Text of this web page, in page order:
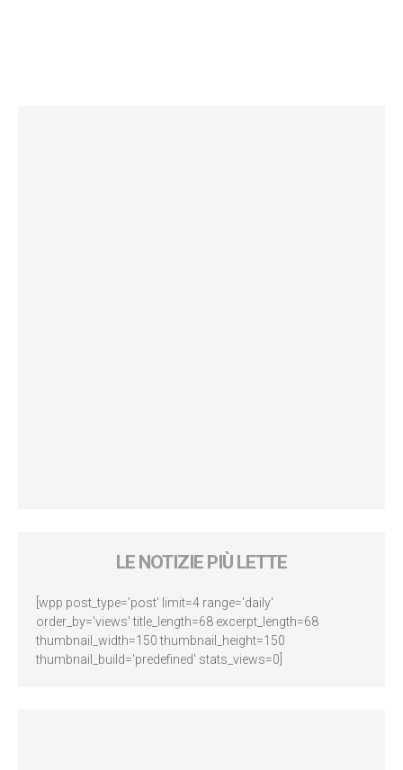
LE NOTIZIE PIÙ LETTE
[wpp post_type='post' limit=4 range='daily'
order_by='views' title_length=68 excerpt_length=68
thumbnail_width=150 thumbnail_height=150
thumbnail_build='predefined' stats_views=0]